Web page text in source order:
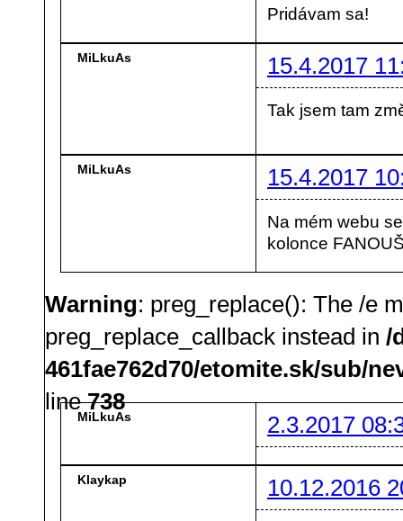
Pridávam sa!
MiLkuAs 15.4.2017
Tak jsem tam
MiLkuAs 15.4.2017
Na mém webu
kolonce
Warning: preg_replace(): The /e
preg_replace_callback instead in /
461fae762d70/etomite.sk/sub/
line738
MiLkuAs 2.3.2017
Klaykap 10.12.2016